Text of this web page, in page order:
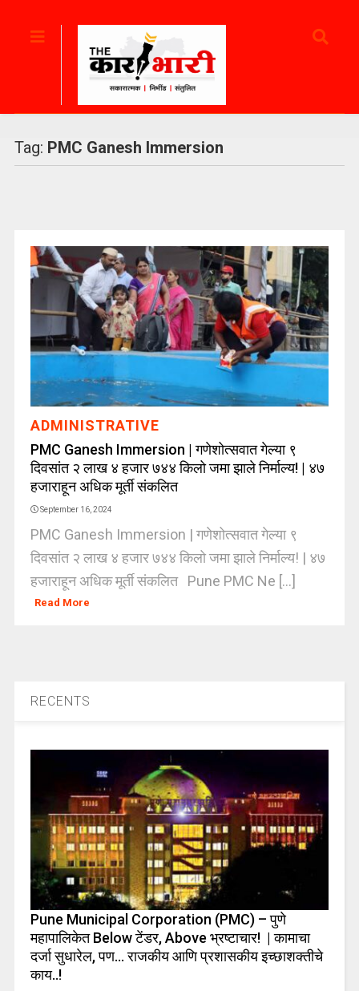
Tag: PMC Ganesh Immersion
ADMINISTRATIVE
PMC Ganesh Immersion | गणेशोत्सवात गेल्या ९
दिवसांत २ लाख ४ हजार ७४४ किलो जमा झाले निर्माल्य! | ४७
हजाराहून अधिक मूर्ती संकलित
September 16, 2024
PMC Ganesh Immersion | गणेशोत्सवात गेल्या ९
दिवसांत २ लाख ४ हजार ७४४ किलो जमा झाले निर्माल्य! | ४७
हजाराहून अधिक मूर्ती संकलित Pune PMC Ne [...]
Read More
RECENTS
Pune Municipal Corporation (PMC) – पुणे
महापालिकेत Below टेंडर, Above भ्रष्टाचार! | कामाचा
दर्जा सुधारेल, पण… राजकीय आणि प्रशासकीय इच्छाशक्तीचे
काय..!